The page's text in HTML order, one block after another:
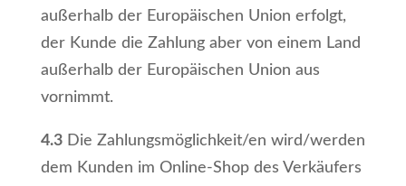
außerhalb der Europäischen Union erfolgt,
der Kunde die Zahlung aber von einem Land
außerhalb der Europäischen Union aus
vornimmt.
4.3Die Zahlungsmöglichkeit/en wird/werden
dem Kunden im Online-Shop des Verkäufers